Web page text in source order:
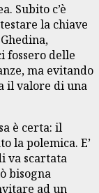
Subito c’è
la chiave
fossero delle
ma evitando
il valore di una
è certa: il
la polemica. E’
va scartata
bisogna
ad un